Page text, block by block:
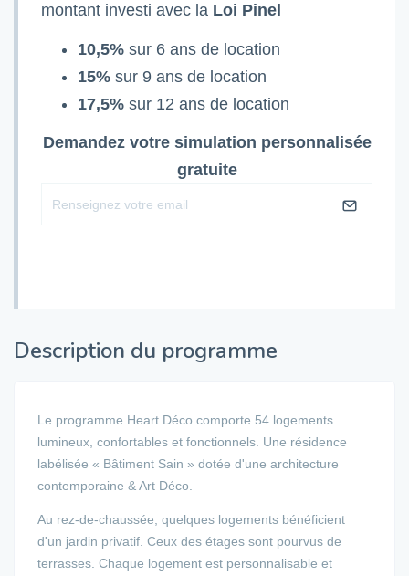
montant investi avec la Loi Pinel
10,5% sur 6 ans de location
15% sur 9 ans de location
17,5% sur 12 ans de location
Demandez votre simulation personnalisée
gratuite
Description du programme
Le programme Heart Déco comporte 54 logements
lumineux, confortables et fonctionnels. Une résidence
labélisée « Bâtiment Sain » dotée d'une architecture
contemporaine & Art Déco.
Au rez-de-chaussée, quelques logements bénéficient
d'un jardin privatif. Ceux des étages sont pourvus de
terrasses. Chaque logement est personnalisable et